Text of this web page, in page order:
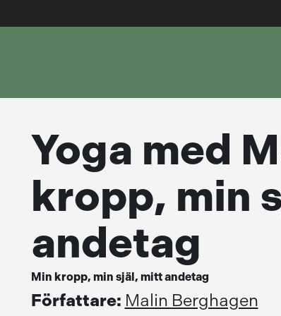
Yoga med
kropp, min
andetag
Min kropp, min själ, mitt andetag
Författare: Malin Berghagen